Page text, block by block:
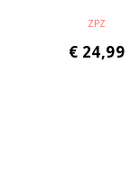
ZPZ
€ 24,99